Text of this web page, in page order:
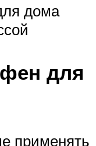
дома
для
применять